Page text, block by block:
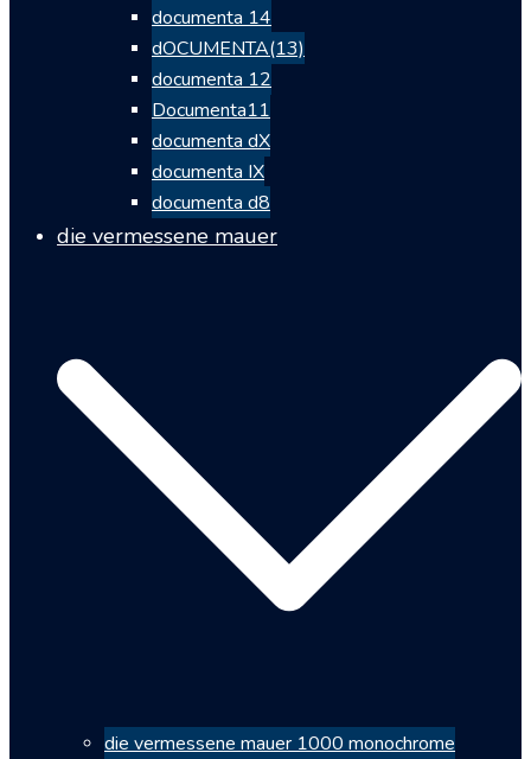
documenta 14
dOCUMENTA(13)
documenta 12
Documenta11
documenta dX
documenta IX
documenta d8
die vermessene mauer
die vermessene mauer 1000 monochrome